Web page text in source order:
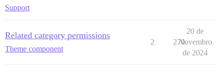
Support
Related category permissions
Theme component
2 270
20 de
Novembro
de 2024